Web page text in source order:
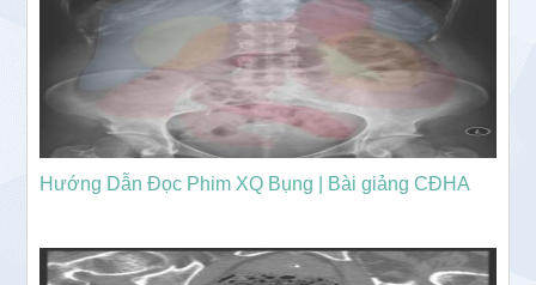
Hướng Dẫn Đọc Phim XQ Bụng | Bài giảng CĐHA